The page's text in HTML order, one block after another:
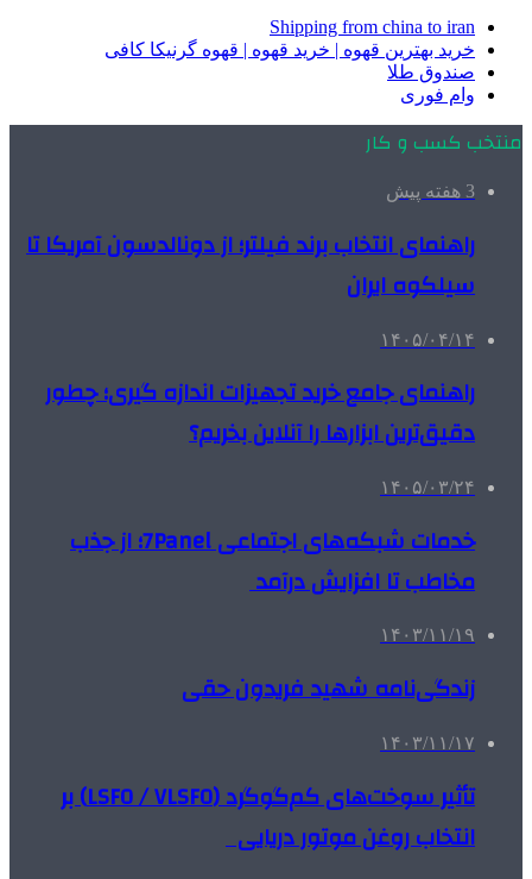
Shipping from china to iran
خرید بهترین قهوه | خرید قهوه | قهوه گرنیکا کافی
صندوق طلا
وام فوری
منتخب کسب و کار
3 هفته پیش
راهنمای انتخاب برند فیلتر؛ از دونالدسون آمریکا تا
سیلکوه ایران
۱۴۰۵/۰۴/۱۴
راهنمای جامع خرید تجهیزات اندازه گیری؛ چطور
دقیق‌ترین ابزارها را آنلاین بخریم؟
۱۴۰۵/۰۳/۲۴
خدمات شبکه‌های اجتماعی 7Panel؛ از جذب
مخاطب تا افزایش درآمد
۱۴۰۳/۱۱/۱۹
زندگی‌نامه شهید فریدون حقی
۱۴۰۳/۱۱/۱۷
تأثیر سوخت‌های کم‌گوگرد (LSFO / VLSFO) بر
انتخاب روغن موتور دریایی